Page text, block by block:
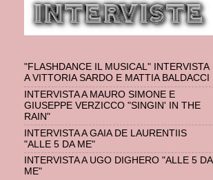
"FLASHDANCE IL MUSICAL" INTERVISTA
A VITTORIA SARDO E MATTIA BALDACCI
INTERVISTA A MAURO SIMONE E
GIUSEPPE VERZICCO "SINGIN' IN THE
RAIN"
INTERVISTA A GAIA DE LAURENTIIS
"ALLE 5 DA ME"
INTERVISTA A UGO DIGHERO "ALLE 5 DA
ME"